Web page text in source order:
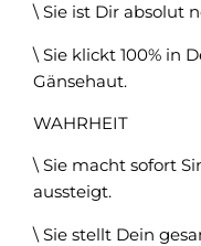
\ Sie ist Dir absolut
\ Sie klickt 100% in
Gänsehaut.
WAHRHEIT
\ Sie macht sofort
aussteigt.
\ Sie stellt Dein